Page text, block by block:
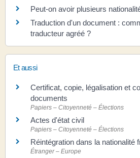
Peut-on avoir plusieurs
Traduction d'un document :
traducteur agréé ?
Et aussi
Certificat, copie, légalisation et
documents
Papiers – Citoyenneté – Élections
Actes d'état civil
Papiers – Citoyenneté – Élections
Réintégration dans la nationalité
Étranger – Europe